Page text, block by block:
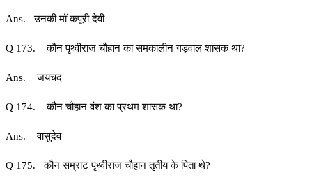
Ans. उनकी मॉ कपूरी देवी
Q 173. कौन पृथ्वीराज चौहान का समकालीन गड़वाल शासक था?
Ans. जयचंद
Q 174. कौन चौहान वंश का प्रथम शासक था?
Ans. वासुदेव
Q 175. कौन सम्राट पृथ्वीराज चौहान तृतीय के पिता थे?